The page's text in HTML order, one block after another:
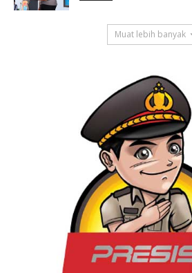
Muat lebih banyak